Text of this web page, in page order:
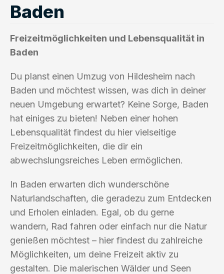
Baden
Freizeitmöglichkeiten und Lebensqualität in
Baden
Du planst einen Umzug von Hildesheim nach
Baden und möchtest wissen, was dich in deiner
neuen Umgebung erwartet? Keine Sorge, Baden
hat einiges zu bieten! Neben einer hohen
Lebensqualität findest du hier vielseitige
Freizeitmöglichkeiten, die dir ein
abwechslungsreiches Leben ermöglichen.
In Baden erwarten dich wunderschöne
Naturlandschaften, die geradezu zum Entdecken
und Erholen einladen. Egal, ob du gerne
wandern, Rad fahren oder einfach nur die Natur
genießen möchtest – hier findest du zahlreiche
Möglichkeiten, um deine Freizeit aktiv zu
gestalten. Die malerischen Wälder und Seen